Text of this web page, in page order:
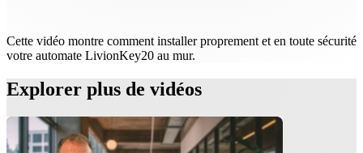
Cette vidéo montre comment installer proprement et en toute sécurité
votre automate LivionKey20 au mur.
Explorer plus de vidéos